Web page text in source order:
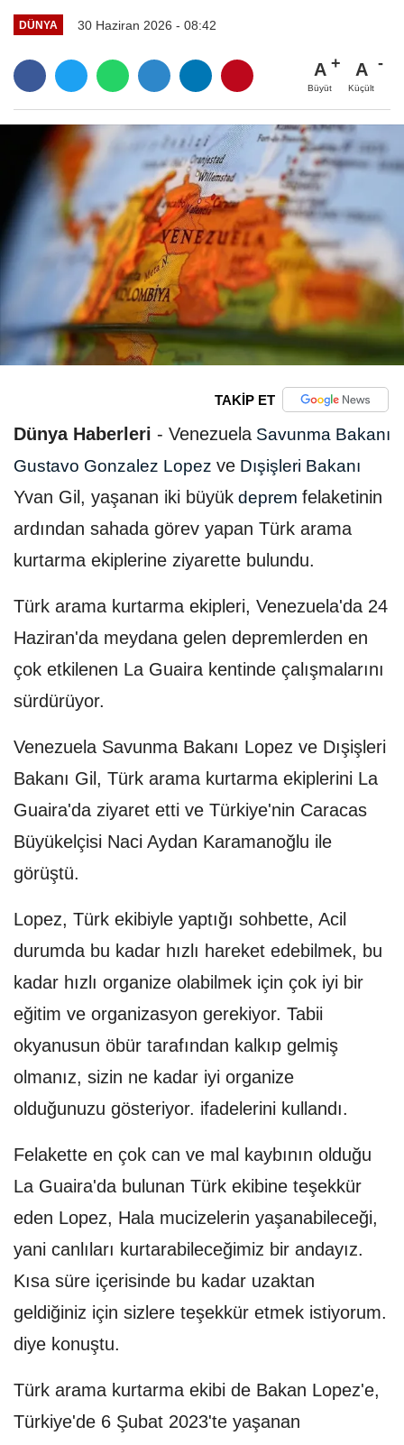
DÜNYA 30 Haziran 2026 - 08:42
A
Büyüt
A
Küçült
TAKİP ET
Dünya Haberleri - Venezuela Savunma Bakanı
Gustavo Gonzalez Lopez ve Dışişleri Bakanı
Yvan Gil, yaşanan iki büyük deprem felaketinin
ardından sahada görev yapan Türk arama
kurtarma ekiplerine ziyarette bulundu.
Türk arama kurtarma ekipleri, Venezuela'da 24
Haziran'da meydana gelen depremlerden en
çok etkilenen La Guaira kentinde çalışmalarını
sürdürüyor.
Venezuela Savunma Bakanı Lopez ve Dışişleri
Bakanı Gil, Türk arama kurtarma ekiplerini La
Guaira'da ziyaret etti ve Türkiye'nin Caracas
Büyükelçisi Naci Aydan Karamanoğlu ile
görüştü.
Lopez, Türk ekibiyle yaptığı sohbette, Acil
durumda bu kadar hızlı hareket edebilmek, bu
kadar hızlı organize olabilmek için çok iyi bir
eğitim ve organizasyon gerekiyor. Tabii
okyanusun öbür tarafından kalkıp gelmiş
olmanız, sizin ne kadar iyi organize
olduğunuzu gösteriyor. ifadelerini kullandı.
Felakette en çok can ve mal kaybının olduğu
La Guaira'da bulunan Türk ekibine teşekkür
eden Lopez, Hala mucizelerin yaşanabileceği,
yani canlıları kurtarabileceğimiz bir andayız.
Kısa süre içerisinde bu kadar uzaktan
geldiğiniz için sizlere teşekkür etmek istiyorum.
diye konuştu.
Türk arama kurtarma ekibi de Bakan Lopez'e,
Türkiye'de 6 Şubat 2023'te yaşanan